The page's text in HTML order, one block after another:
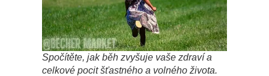
Spočítěte, jak běh zvyšuje vaše zdraví a
celkové pocit šťastného a volného života.